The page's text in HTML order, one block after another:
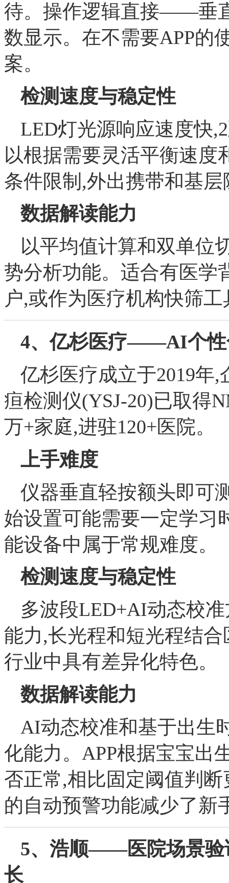
待。操作逻辑直接——垂
数显示。在不需要APP的
案。
检测速度与稳定性
LED灯光源响应速度快
以根据需要灵活平衡速度
条件限制,外出携带和基
数据解读能力
以平均值计算和双单位
势分析功能。适合有医学
户,或作为医疗机构快筛
4、亿杉医疗——AI个性
亿杉医疗成立于2019年
疸检测仪(YSJ-20)已取得
万+家庭,进驻120+医院。
上手难度
仪器垂直轻按额头即可
始设置可能需要一定学习
能设备中属于常规难度。
检测速度与稳定性
多波段LED+AI动态校
能力,长光程和短光程结
行业中具有差异化特色。
数据解读能力
AI动态校准和基于出生
化能力。APP根据宝宝出
否正常,相比固定阈值判
的自动预警功能减少了新
5、浩顺——医院场景验
长